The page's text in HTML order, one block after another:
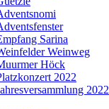
Sarina
Weinweg
Höck
2022
2022